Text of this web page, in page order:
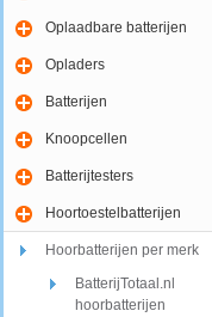
Oplaadbare batterijen
Opladers
Batterijen
Knoopcellen
Batterijtesters
Hoortoestelbatterijen
Hoorbatterijen per merk
BatterijTotaal.nl
hoorbatterijen